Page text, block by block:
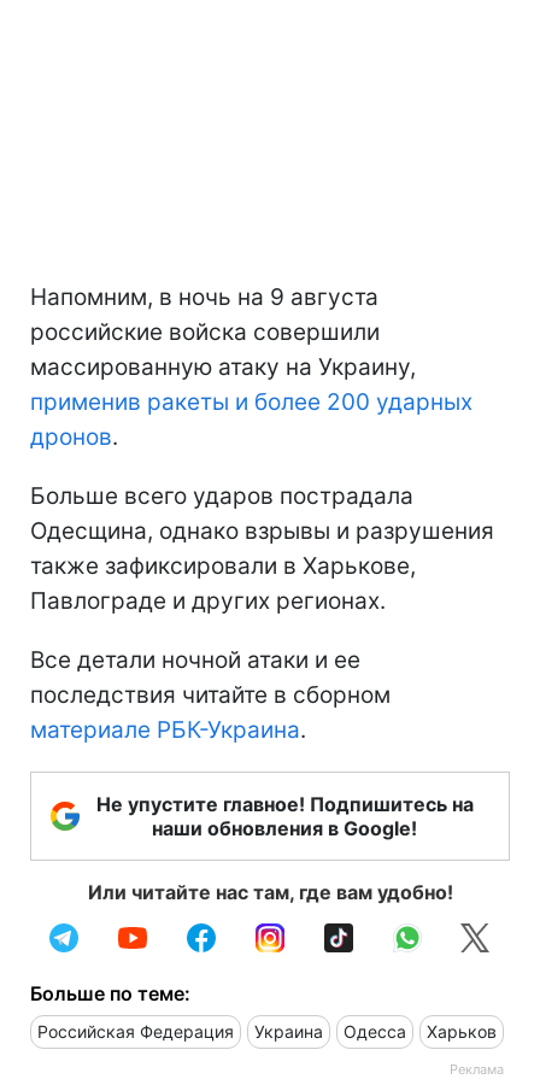
Напомним, в ночь на 9 августа
российские войска совершили
массированную атаку на Украину,
применив ракеты и более 200 ударных
дронов.
Больше всего ударов пострадала
Одесщина, однако взрывы и разрушения
также зафиксировали в Харькове,
Павлограде и других регионах.
Все детали ночной атаки и ее
последствия читайте в сборном
материале РБК-Украина.
Не упустите главное! Подпишитесь на
наши обновления в Google!
Или читайте нас там, где вам удобно!
Больше по теме:
Российская Федерация Украина Одесса Харьков